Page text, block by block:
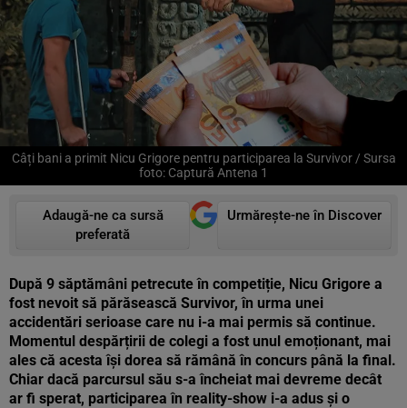
Câți bani a primit Nicu Grigore pentru participarea la Survivor / Sursa
foto: Captură Antena 1
Adaugă-ne ca sursă
preferată
Urmărește-ne în Discover
După 9 săptămâni petrecute în competiție, Nicu Grigore a
fost nevoit să părăsească Survivor, în urma unei
accidentări serioase care nu i-a mai permis să continue.
Momentul despărțirii de colegi a fost unul emoționant, mai
ales că acesta își dorea să rămână în concurs până la final.
Chiar dacă parcursul său s-a încheiat mai devreme decât
ar fi sperat, participarea în reality-show i-a adus și o